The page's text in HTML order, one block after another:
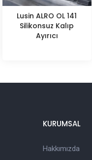
Lusin ALRO OL 141
Silikonsuz Kalıp
Ayırıcı
KURUMSAL
Hakkımızda